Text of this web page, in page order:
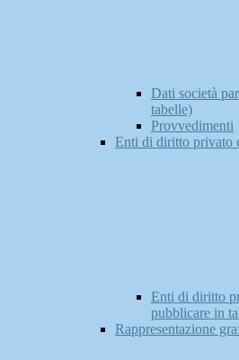
Dati società
tabelle)
Provvedimenti
Enti di diritto privato
Enti di diritto
pubblicare in
Rappresentazione